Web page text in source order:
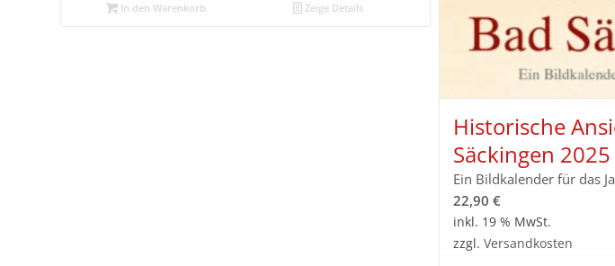
In den Warenkorb Zeige Details
Historische
Säckingen 2025
Ein Bildkalender für das
22,90 €
inkl. 19 % MwSt.
zzgl. Versandkosten